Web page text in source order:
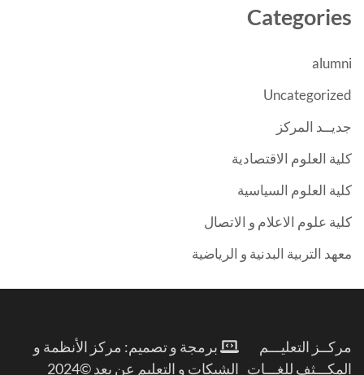
Categories
alumni
Uncategorized
جديــد المركز
كلية العلوم الاقتصادية
كلية العلوم السياسية
كلية علوم الاعلام و الاتصال
معهد التربية البدنية و الرياضية
مركــز التعليـــم
المكـــثف للغـــات
برمجة و تصميم: مركز الأنظمة و
الشبكات و التعليم عن بعد ©2024